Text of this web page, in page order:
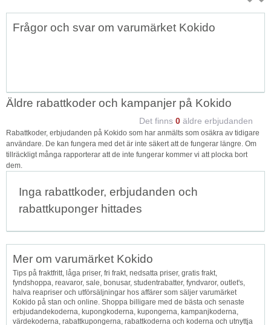
Topp
Frågor och svar om varumärket Kokido
Äldre rabattkoder och kampanjer på Kokido
Det finns 0 äldre erbjudanden
Rabattkoder, erbjudanden på Kokido som har anmälts som osäkra av tidigare
användare. De kan fungera med det är inte säkert att de fungerar längre. Om
tillräckligt många rapporterar att de inte fungerar kommer vi att plocka bort
dem.
Inga rabattkoder, erbjudanden och
rabattkuponger hittades
Mer om varumärket Kokido
Tips på fraktfritt, låga priser, fri frakt, nedsatta priser, gratis frakt,
fyndshoppa, reavaror, sale, bonusar, studentrabatter, fyndvaror, outlet's,
halva reapriser och utförsäljningar hos affärer som säljer varumärket
Kokido på stan och online. Shoppa billigare med de bästa och senaste
erbjudandekoderna, kupongkoderna, kupongerna, kampanjkoderna,
värdekoderna, rabattkupongerna, rabattkoderna och koderna och utnyttja